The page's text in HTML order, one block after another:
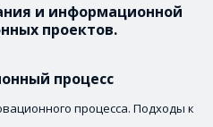
и информационной
проектов.
процесс
процесса. Подходы к